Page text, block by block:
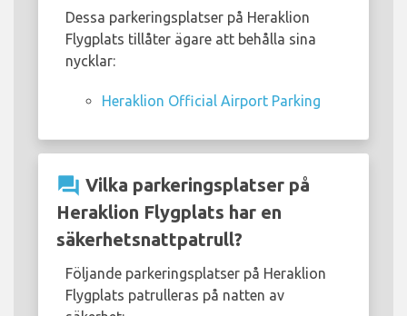
Dessa parkeringsplatser på Heraklion
Flygplats tillåter ägare att behålla sina
nycklar:
Heraklion Official Airport Parking
question_answer Vilka parkeringsplatser på
Heraklion Flygplats har en
säkerhetsnattpatrull?
Följande parkeringsplatser på Heraklion
Flygplats patrulleras på natten av